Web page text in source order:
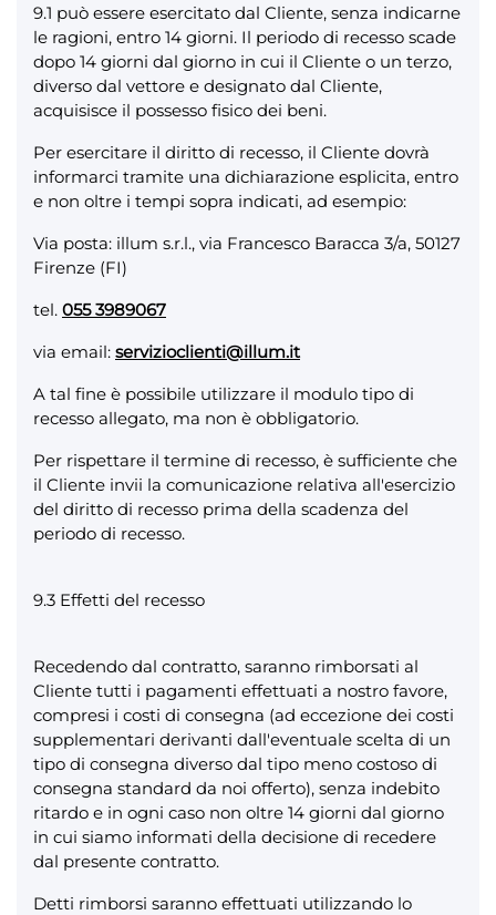
9.1 può essere esercitato dal Cliente, senza indicarne
le ragioni, entro 14 giorni. Il periodo di recesso scade
dopo 14 giorni dal giorno in cui il Cliente o un terzo,
diverso dal vettore e designato dal Cliente,
acquisisce il possesso fisico dei beni.
Per esercitare il diritto di recesso, il Cliente dovrà
informarci tramite una dichiarazione esplicita, entro
e non oltre i tempi sopra indicati, ad esempio:
Via posta: illum s.r.l., via Francesco Baracca 3/a, 50127
Firenze (FI)
tel. 055 3989067
via email: servizioclienti@illum.it
A tal fine è possibile utilizzare il modulo tipo di
recesso allegato, ma non è obbligatorio.
Per rispettare il termine di recesso, è sufficiente che
il Cliente invii la comunicazione relativa all'esercizio
del diritto di recesso prima della scadenza del
periodo di recesso.
9.3 Effetti del recesso
Recedendo dal contratto, saranno rimborsati al
Cliente tutti i pagamenti effettuati a nostro favore,
compresi i costi di consegna (ad eccezione dei costi
supplementari derivanti dall'eventuale scelta di un
tipo di consegna diverso dal tipo meno costoso di
consegna standard da noi offerto), senza indebito
ritardo e in ogni caso non oltre 14 giorni dal giorno
in cui siamo informati della decisione di recedere
dal presente contratto.
Detti rimborsi saranno effettuati utilizzando lo